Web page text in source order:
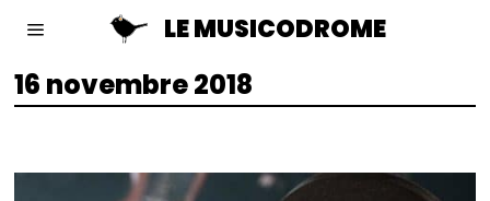
LE MUSICODROME
16 novembre 2018